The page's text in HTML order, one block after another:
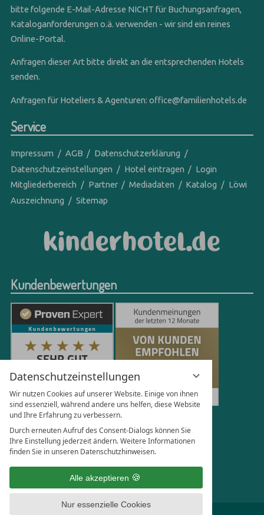
Datenschutzeinstellungen
Wir nutzen Cookies auf unserer Website. Einige von ihnen
sind essenziell, während andere uns helfen, diese Website
und Ihre Erfahrung zu verbessern.
Durch erneuten Aufruf des Consent-Dialogs können Sie
Ihre Einstellung jederzeit ändern. Weitere Informationen
finden Sie in unseren Datenschutzhinweisen.
Alle akzeptieren
Nur essenzielle Cookies
bitte folgende E-Mail-Adresse NICHT für Buchungsanfragen,
Kataloganforderungen o.ä. verwenden - wir sind ein reines
Online-Portal.
Anfragen dieser Art bitte direkt an die entsprechenden Hotels
senden.
Anfragen für Hoteliers & Agenturen:office@familienhotels.de
Service
Impressum AGB
Datenschutzerklärung
Datenschutzeinstellungen
Hotel eintragen
Login
Mitgliederbereich
Partner Mediadaten Katalog
Löwi
Auszeichnung
Sitemap
Kundenbewertungen